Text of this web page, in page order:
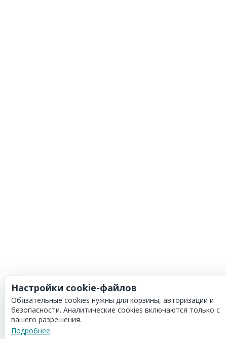
Настройки cookie-файлов
Обязательные cookies нужны для корзины, авторизации и
безопасности. Аналитические cookies включаются только с
вашего разрешения.
Подробнее